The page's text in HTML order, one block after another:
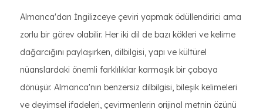
Almanca'dan İngilizceye çeviri yapmak ödüllendirici ama
zorlu bir görev olabilir. Her iki dil de bazı kökleri ve kelime
dağarcığını paylaşırken, dilbilgisi, yapı ve kültürel
nüanslardaki önemli farklılıklar karmaşık bir çabaya
dönüşür. Almanca'nın benzersiz dilbilgisi, bileşik kelimeleri
ve deyimsel ifadeleri, çevirmenlerin orijinal metnin özünü